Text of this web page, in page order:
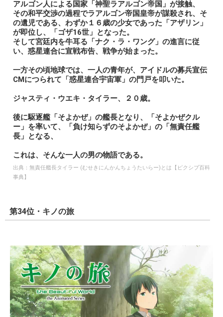
アルゴン人による国家「神聖ラアルゴン帝国」が接触、
その和平交渉の過程でラアルゴン帝国皇帝が謀殺され、そ
の遺児である、わずか１６歳の少女であった「アザリン」
が即位し、「ゴザ16世」となった。
そして宮廷内を牛耳る「ナク・ラ・ワング」の進言に従
い、惑星連合に宣戦布告、戦争が始まった。
一方その頃地球では、一人の青年が、アイドルの募兵宣伝
CMにつられて「惑星連合宇宙軍」の門戸を叩いた。
ジャスティ・ウエキ・タイラー、２０歳。
後に駆逐艦「そよかぜ」の艦長となり、「そよかぜクル
ー」を率いて、「負け知らずのそよかぜ」の「無責任艦
長」となる、
これは、そんな一人の男の物語である。
出典： 無責任艦長タイラー (むせきにんかんちょうたいらー)とは【ピクシブ百科
事典】
第34位・キノの旅